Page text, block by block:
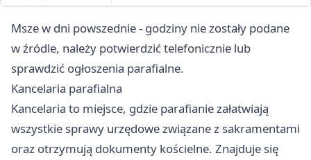
Msze w dni powszednie - godziny nie zostały podane
w źródle, należy potwierdzić telefonicznie lub
sprawdzić ogłoszenia parafialne.
Kancelaria parafialna
Kancelaria to miejsce, gdzie parafianie załatwiają
wszystkie sprawy urzędowe związane z sakramentami
oraz otrzymują dokumenty kościelne. Znajduje się